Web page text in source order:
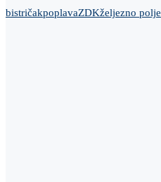
bistričakpoplavaZDKželjezno polje